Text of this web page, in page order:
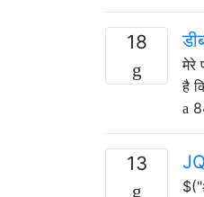
18
मेरे
है
13